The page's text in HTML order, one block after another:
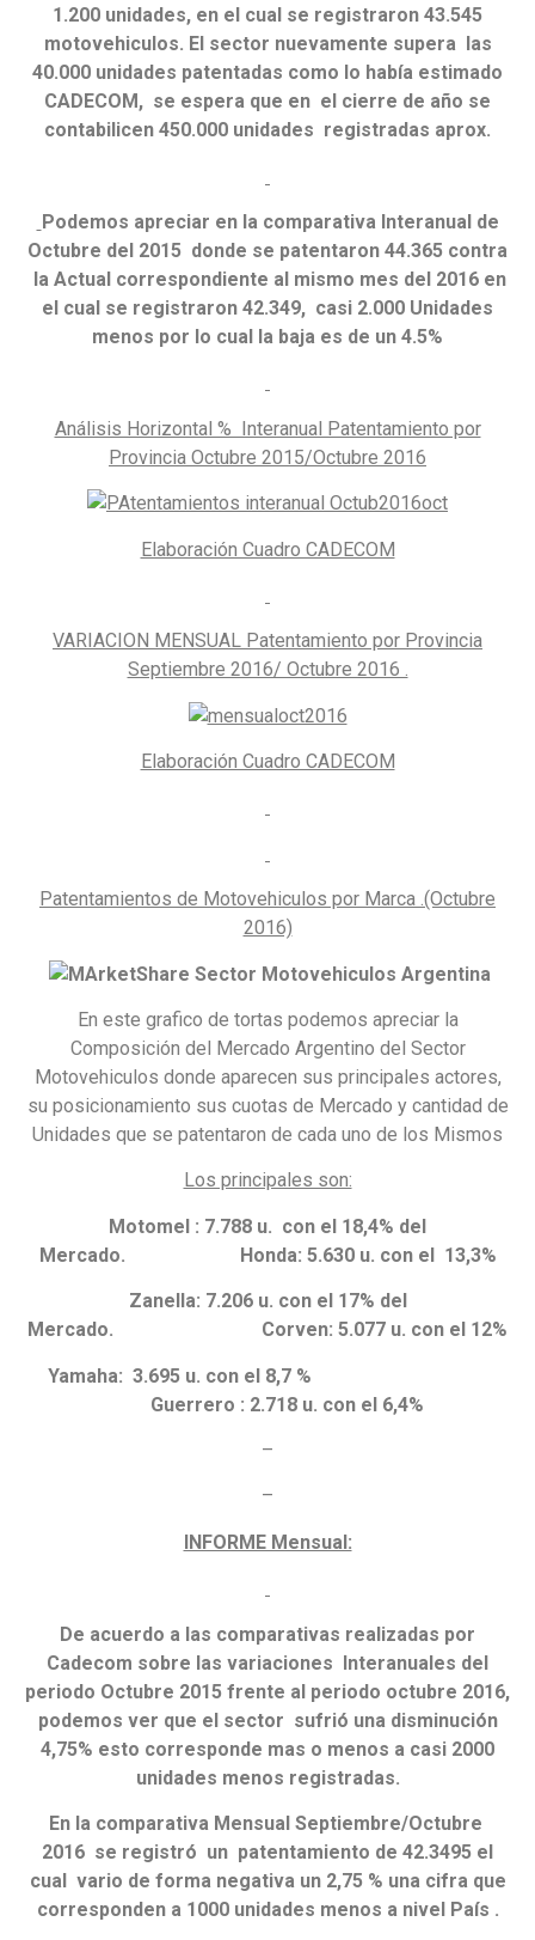
1.200 unidades, en el cual se registraron 43.545
motovehiculos. El sector nuevamente supera las
40.000 unidades patentadas como lo había estimado
CADECOM, se espera que en el cierre de año se
contabilicen 450.000 unidades registradas aprox.
Podemos apreciar en la comparativa Interanual de
Octubre del 2015 donde se patentaron 44.365 contra
la Actual correspondiente al mismo mes del 2016 en
el cual se registraron 42.349, casi 2.000 Unidades
menos por lo cual la baja es de un 4.5%
Análisis Horizontal % Interanual Patentamiento por
Provincia Octubre 2015/Octubre 2016
Elaboración Cuadro CADECOM
VARIACION MENSUAL Patentamiento por Provincia
Septiembre 2016/ Octubre 2016 .
Elaboración Cuadro CADECOM
Patentamientos de Motovehiculos por Marca .(Octubre
2016)
En este grafico de tortas podemos apreciar la
Composición del Mercado Argentino del Sector
Motovehiculos donde aparecen sus principales actores,
su posicionamiento sus cuotas de Mercado y cantidad de
Unidades que se patentaron de cada uno de los Mismos
Los principales son:
Motomel : 7.788 u. con el 18,4% del
Mercado. Honda: 5.630 u. con el 13,3%
Zanella: 7.206 u. con el 17% del
Mercado. Corven: 5.077 u. con el 12%
Yamaha: 3.695 u. con el 8,7 %
Guerrero : 2.718 u. con el 6,4%
–
–
INFORME Mensual:
De acuerdo a las comparativas realizadas por
Cadecom sobre las variaciones Interanuales del
periodo Octubre 2015 frente al periodo octubre 2016,
podemos ver que el sector sufrió una disminución
4,75% esto corresponde mas o menos a casi 2000
unidades menos registradas.
En la comparativa Mensual Septiembre/Octubre
2016 se registró un patentamiento de 42.3495 el
cual vario de forma negativa un 2,75 % una cifra que
corresponden a 1000 unidades menos a nivel País .